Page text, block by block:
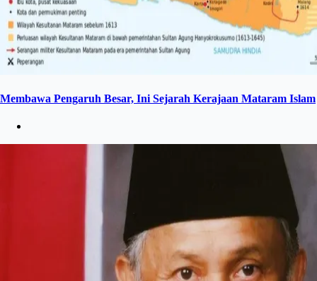
Membawa Pengaruh Besar, Ini Sejarah Kerajaan Mataram Islam